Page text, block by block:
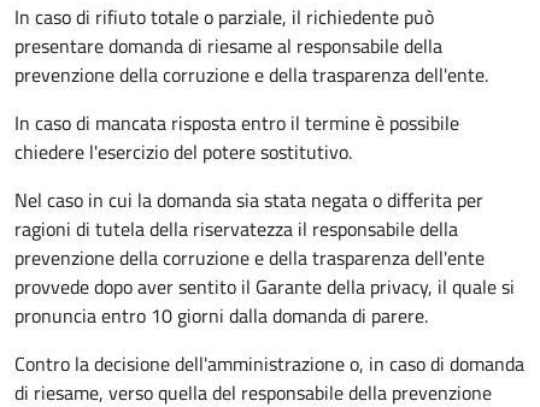
In caso di rifiuto totale o parziale, il richiedente può
presentare domanda di riesame al responsabile della
prevenzione della corruzione e della trasparenza dell'ente.
In caso di mancata risposta entro il termine è possibile
chiedere l'esercizio del potere sostitutivo.
Nel caso in cui la domanda sia stata negata o differita per
ragioni di tutela della riservatezza il responsabile della
prevenzione della corruzione e della trasparenza dell'ente
provvede dopo aver sentito il Garante della privacy, il quale si
pronuncia entro 10 giorni dalla domanda di parere.
Contro la decisione dell'amministrazione o, in caso di domanda
di riesame, verso quella del responsabile della prevenzione